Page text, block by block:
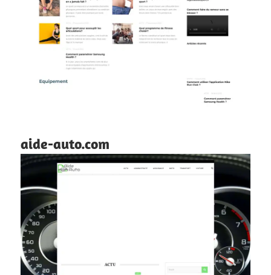
aide-auto.com